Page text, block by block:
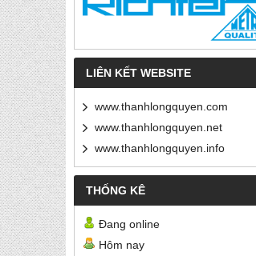
LIÊN KẾT WEBSITE
www.thanhlongquyen.com
www.thanhlongquyen.net
www.thanhlongquyen.info
THỐNG KÊ
Đang online
Hôm nay